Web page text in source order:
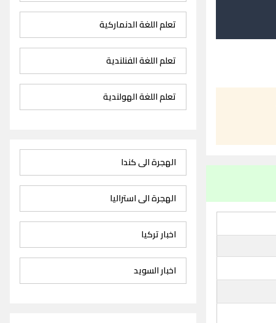
تعلم اللغة الدنماركية
تعلم اللغة الفنلندية
تعلم اللغة الهولندية
الهجرة الى كندا
الهجرة الى استراليا
اخبار تركيا
اخبار السويد